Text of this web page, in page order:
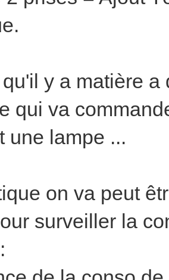
y a matière
qui va
une lampe ...
on va peut
surveiller la